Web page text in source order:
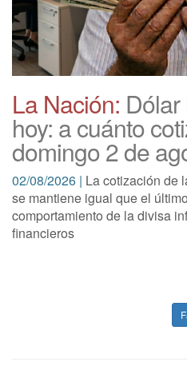
La Nación:
hoy: a cuánto
domingo 2 de
02/08/2026 | La cotización de
se mantiene igual que el
comportamiento de la divisa
financieros